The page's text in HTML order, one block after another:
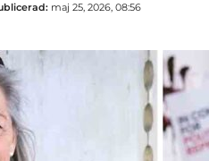
maj 25, 2026, 08:56